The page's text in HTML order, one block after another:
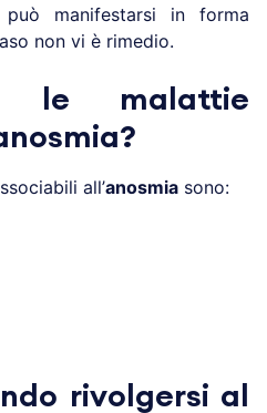
può manifestarsi in forma
non vi è rimedio.
le malattie
all’anosmia sono:
rivolgersi al